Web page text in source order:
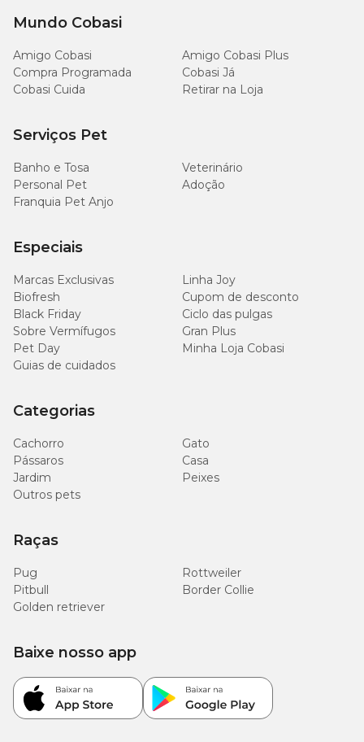
Mundo Cobasi
Amigo Cobasi
Amigo Cobasi Plus
Compra Programada
Cobasi Já
Cobasi Cuida
Retirar na Loja
Serviços Pet
Banho e Tosa
Veterinário
Personal Pet
Adoção
Franquia Pet Anjo
Especiais
Marcas Exclusivas
Linha Joy
Biofresh
Cupom de desconto
Black Friday
Ciclo das pulgas
Sobre Vermífugos
Gran Plus
Pet Day
Minha Loja Cobasi
Guias de cuidados
Categorias
Cachorro
Gato
Pássaros
Casa
Jardim
Peixes
Outros pets
Raças
Pug
Rottweiler
Pitbull
Border Collie
Golden retriever
Baixe nosso app